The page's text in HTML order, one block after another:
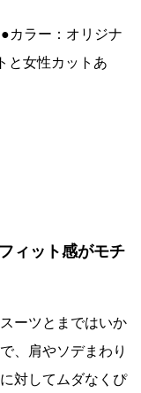
ラー：オリジナ
と女性カットあ
ィット感がモチ
ーツとまではいか
、肩やソデまわり
対してムダなくぴ